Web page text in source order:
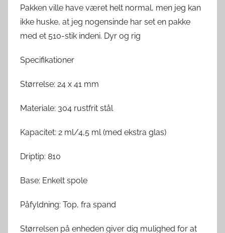
Pakken ville have været helt normal, men jeg kan
ikke huske, at jeg nogensinde har set en pakke
med et 510-stik indeni. Dyr og rig
Specifikationer
Størrelse: 24 x 41 mm
Materiale: 304 rustfrit stål
Kapacitet: 2 ml/4,5 ml (med ekstra glas)
Driptip: 810
Base: Enkelt spole
Påfyldning: Top, fra spand
Størrelsen på enheden giver dig mulighed for at